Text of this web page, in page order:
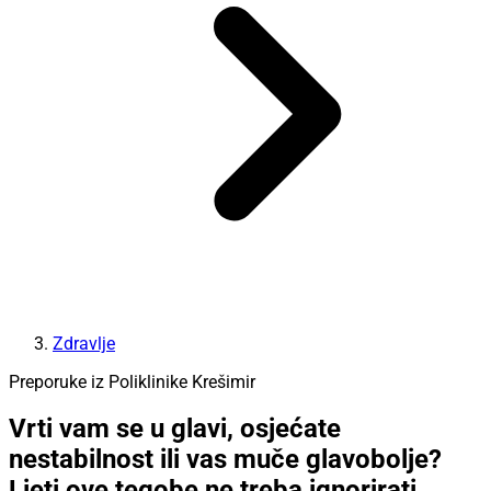
Zdravlje
Preporuke iz Poliklinike Krešimir
Vrti vam se u glavi, osjećate
nestabilnost ili vas muče glavobolje?